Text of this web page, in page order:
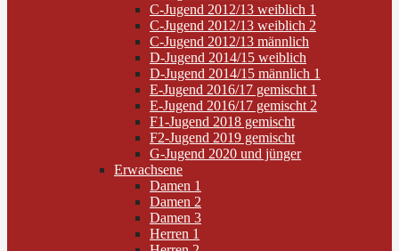
C-Jugend 2012/13 weiblich 1
C-Jugend 2012/13 weiblich 2
C-Jugend 2012/13 männlich
D-Jugend 2014/15 weiblich
D-Jugend 2014/15 männlich 1
E-Jugend 2016/17 gemischt 1
E-Jugend 2016/17 gemischt 2
F1-Jugend 2018 gemischt
F2-Jugend 2019 gemischt
G-Jugend 2020 und jünger
Erwachsene
Damen 1
Damen 2
Damen 3
Herren 1